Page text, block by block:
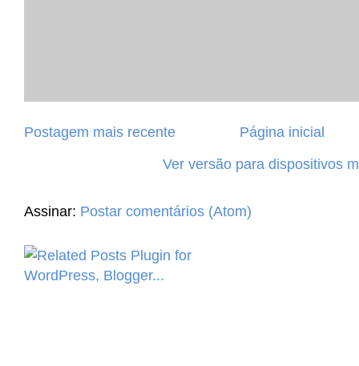
Postagem mais recente
Página inicial
Ver versão para dispositivos
Assinar: Postar comentários (Atom)